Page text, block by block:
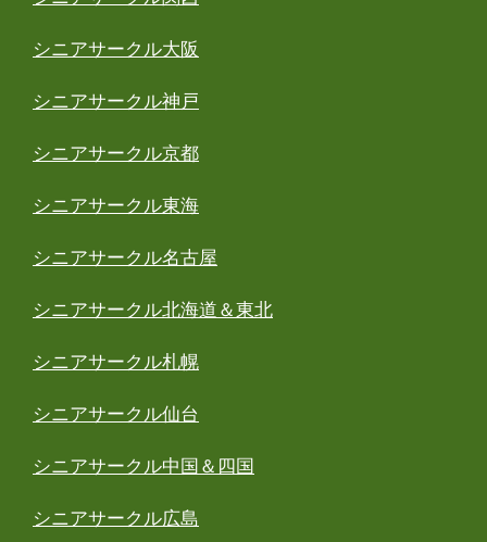
シニアサークル大阪
シニアサークル神戸
シニアサークル京都
シニアサークル東海
シニアサークル名古屋
シニアサークル北海道＆東北
シニアサークル札幌
シニアサークル仙台
シニアサークル中国＆四国
シニアサークル広島